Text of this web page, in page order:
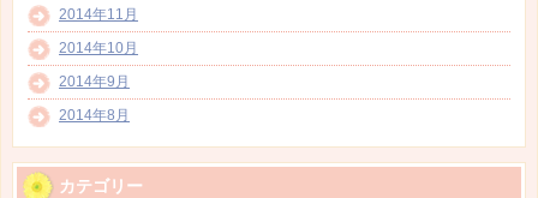
2014年11月
2014年10月
2014年9月
2014年8月
カテゴリー